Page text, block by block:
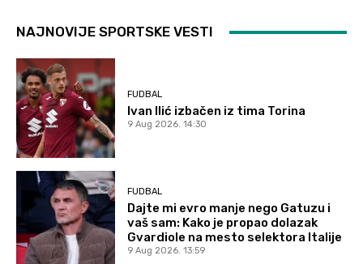
NAJNOVIJE SPORTSKE VESTI
FUDBAL
Ivan Ilić izbačen iz tima Torina
9 Aug 2026. 14:30
FUDBAL
Dajte mi evro manje nego Gatuzu i
vaš sam: Kako je propao dolazak
Gvardiole na mesto selektora Italije
9 Aug 2026. 13:59